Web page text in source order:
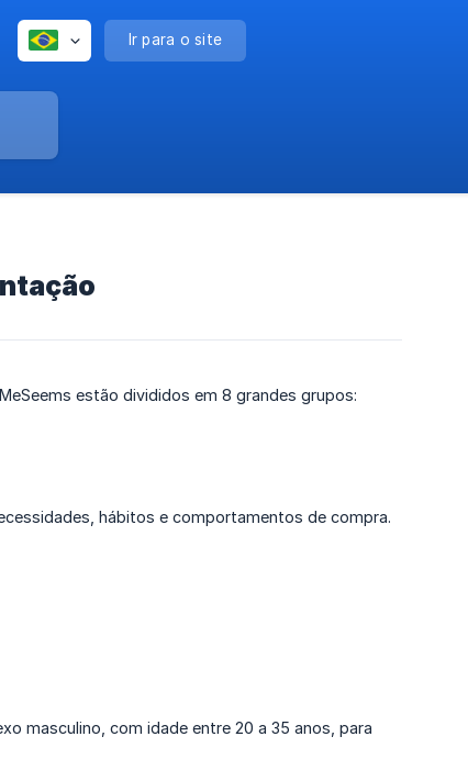
Ir para o site
estão divididos em 8 grandes grupos:
hábitos e comportamentos de compra.
masculino, com idade entre 20 a 35 anos, para